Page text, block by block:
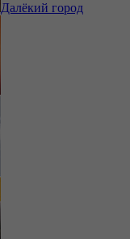
Далёкий город